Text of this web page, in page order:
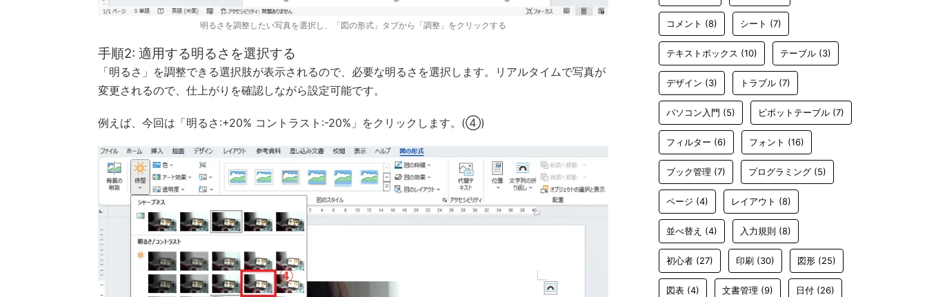
明るさを調整したい写真を選択し、「図の形式」タブから「調整」をクリックする
手順2: 適用する明るさを選択する
「明るさ」を調整できる選択肢が表示されるので、必要な明るさを選択します。リアルタイムで写真が
変更されるので、仕上がりを確認しながら設定可能です。
例えば、今回は「明るさ:+20% コントラスト:-20%」をクリックします。(④)
コメント (8) シート (7)
テキストボックス (10) テーブル (3)
デザイン (3) トラブル (7)
パソコン入門 (5) ピボットテーブル (7)
フィルター (6) フォント (16)
ブック管理 (7) プログラミング (5)
ページ (4) レイアウト (8)
並べ替え (4) 入力規則 (8)
初心者 (27) 印刷 (30) 図形 (25)
図表 (4) 文書管理 (9) 日付 (26)